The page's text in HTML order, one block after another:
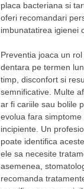
placa bacteriana si
oferi recomandari
imbunatatirea igienei
Preventia joaca un
dentara pe termen
timp, disconfort si
semnificative. Multe
ar fi cariile sau bolile
evolua fara
incipiente. Un
poate identifica
ele sa necesite
asemenea,
recomanda